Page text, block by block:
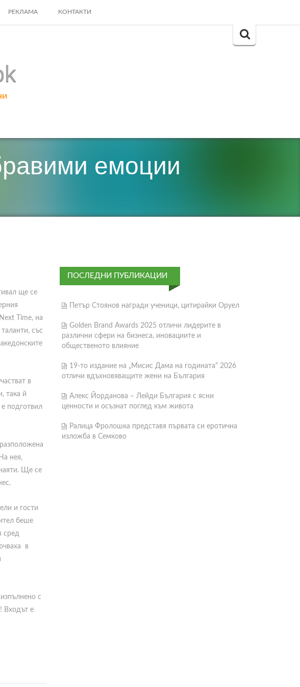
РЕКЛАМА КОНТАКТИ
Search
емоции
ще се
Time, на
със
в
така й
подготвил
нея,
Ще се
и гости
беше
сред
в
с
Входът е
ПОСЛЕДНИ ПУБЛИКАЦИИ
Петър Стоянов награди ученици, цитирайки Оруел
Golden Brand Awards 2025 отличи лидерите в
различни сфери на бизнеса, иновациите и
общественото влияние
19-то издание на „Мисис Дама на годината“ 2026
отличи вдъхновяващите жени на България
Алекс Йорданова – Лейди България с ясни
ценности и осъзнат поглед към живота
Ралица Фролошка представя първата си еротична
изложба в Семково